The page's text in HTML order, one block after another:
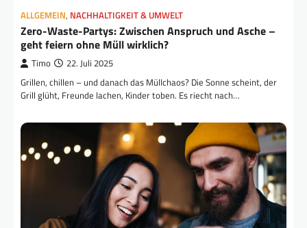
ALLGEMEIN, NACHHALTIGKEIT & UMWELT
Zero-Waste-Partys: Zwischen Anspruch und Asche –
geht feiern ohne Müll wirklich?
Timo 22. Juli 2025
Grillen, chillen – und danach das Müllchaos? Die Sonne scheint, der
Grill glüht, Freunde lachen, Kinder toben. Es riecht nach…